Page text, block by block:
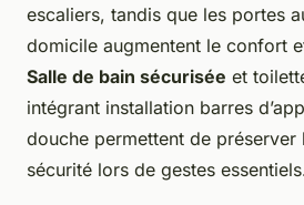
escaliers, tandis que les portes
domicile augmentent le confort
Salle de bain sécurisée et
intégrant installation barres
douche permettent de préserver
sécurité lors de gestes